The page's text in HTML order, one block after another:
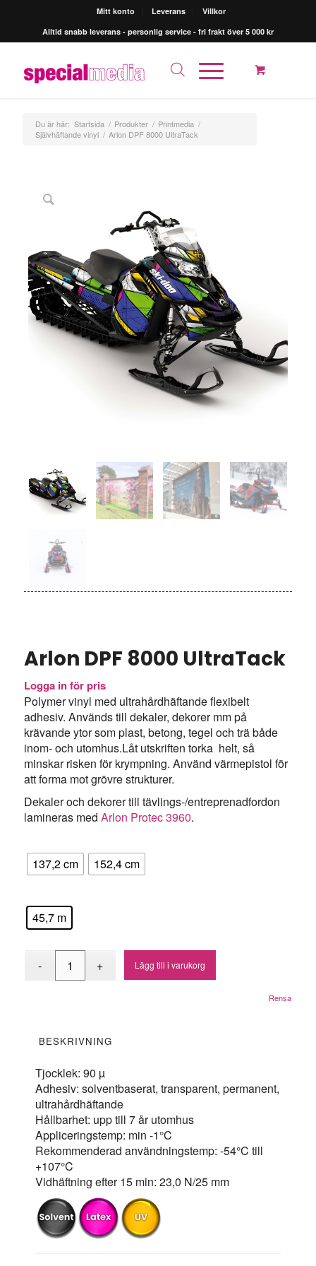
Mitt konto Leverans
Villkor
Alltid snabb leverans - personlig service - fri frakt över 5 000 kr
Du är här: Startsida / Produkter / Printmedia /
Självhäftande vinyl / Arlon DPF 8000 UltraTack
Arlon DPF 8000 UltraTack
Logga in för pris
Polymer vinyl med ultrahårdhäftande flexibelt
adhesiv. Används till dekaler, dekorer mm på
krävande ytor som plast, betong, tegel och trä både
inom- och utomhus.Låt utskriften torka helt, så
minskar risken för krympning. Använd värmepistol för
att forma mot grövre strukturer.
Dekaler och dekorer till tävlings-/entreprenadfordon
lamineras med Arlon Protec 3960.
137,2 cm 152,4 cm
45,7 m
Rensa
Lägg till i varukorg
BESKRIVNING
Tjocklek: 90 µ
Adhesiv: solventbaserat, transparent, permanent,
ultrahårdhäftande
Hållbarhet: upp till 7 år utomhus
Appliceringstemp: min -1°C
Rekommenderad användningstemp: -54°C till
+107°C
Vidhäftning efter 15 min: 23,0 N/25 mm